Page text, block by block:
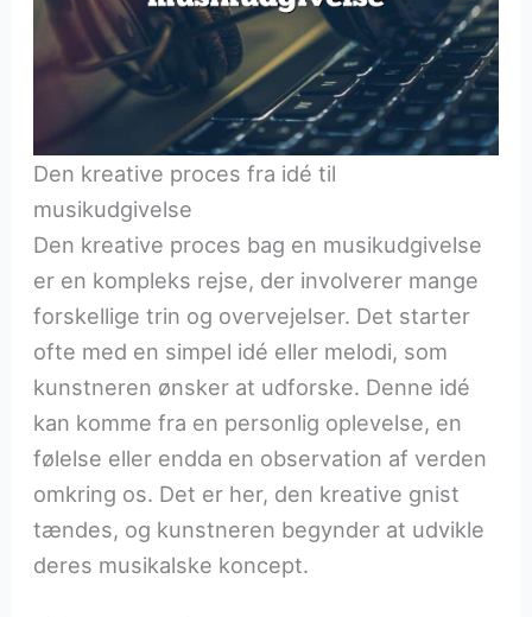
Den kreative proces fra idé til
musikudgivelse
Den kreative proces bag en musikudgivelse
er en kompleks rejse, der involverer mange
forskellige trin og overvejelser. Det starter
ofte med en simpel idé eller melodi, som
kunstneren ønsker at udforske. Denne idé
kan komme fra en personlig oplevelse, en
følelse eller endda en observation af verden
omkring os. Det er her, den kreative gnist
tændes, og kunstneren begynder at udvikle
deres musikalske koncept.